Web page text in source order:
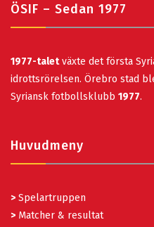
ÖSIF – Sedan 1977
1977-taletväxte det första
idrottsrörelsen. Örebro stad
Syriansk fotbollsklubb 1977.
Huvudmeny
> Spelartruppen
> Matcher & resultat